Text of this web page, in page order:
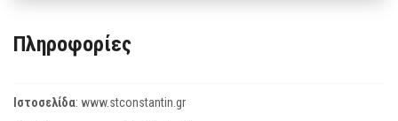
Πληροφορίες
Ιστοσελίδα: www.stconstantin.gr